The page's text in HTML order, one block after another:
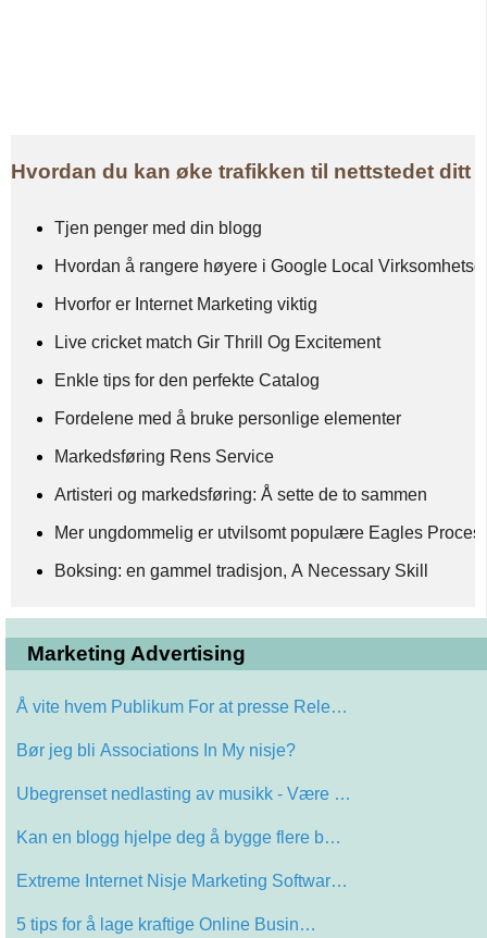
Hvordan du kan øke trafikken til nettstedet ditt
Tjen penger med din blogg
Hvordan å rangere høyere i Google Local
Hvorfor er Internet Marketing viktig
Live cricket match Gir Thrill Og Excitement
Enkle tips for den perfekte Catalog
Fordelene med å bruke personlige elementer
Markedsføring Rens Service
Artisteri og markedsføring: Å sette de to sammen
Mer ungdommelig er utvilsomt populære Eagles
Boksing: en gammel tradisjon, A Necessary Skill
Marketing Advertising
Å vite hvem Publikum For at presse Rele…
Bør jeg bli Associations In My nisje?
Ubegrenset nedlasting av musikk - Være …
Kan en blogg hjelpe deg å bygge flere b…
Extreme Internet Nisje Marketing Softwar…
5 tips for å lage kraftige Online Busin…